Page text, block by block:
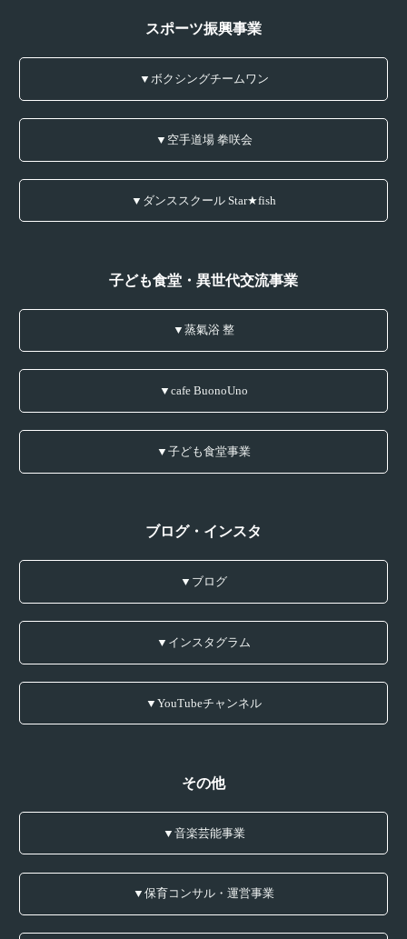
スポーツ振興事業
▼ボクシングチームワン
▼空手道場 拳咲会
▼ダンススクール Star★fish
子ども食堂・異世代交流事業
▼蒸氣浴 整
▼cafe BuonoUno
▼子ども食堂事業
ブログ・インスタ
▼ブログ
▼インスタグラム
▼YouTubeチャンネル
その他
▼音楽芸能事業
▼保育コンサル・運営事業